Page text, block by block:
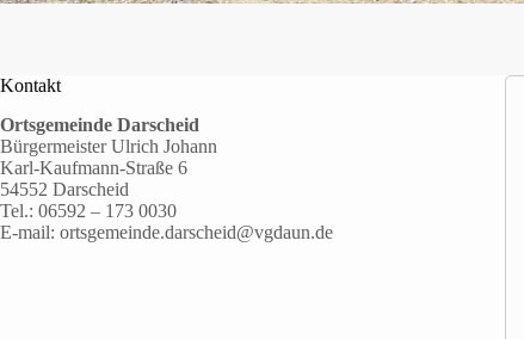
Kontakt
Ortsgemeinde Darscheid
Bürgermeister Ulrich Johann
Karl-Kaufmann-Straße 6
54552 Darscheid
Tel.: 06592 – 173 0030
E-mail: ortsgemeinde.darscheid@vgdaun.de